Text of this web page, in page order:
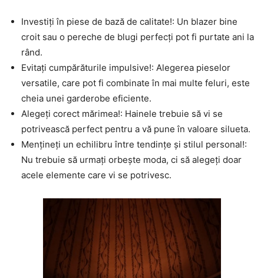
Investiți în piese de bază de calitate!: Un blazer bine
croit sau o pereche de blugi perfecți pot fi purtate ani la
rând.
Evitați cumpărăturile impulsive!: Alegerea pieselor
versatile, care pot fi combinate în mai multe feluri, este
cheia unei garderobe eficiente.
Alegeți corect mărimea!: Hainele trebuie să vi se
potrivească perfect pentru a vă pune în valoare silueta.
Mențineți un echilibru între tendințe și stilul personal!:
Nu trebuie să urmați orbește moda, ci să alegeți doar
acele elemente care vi se potrivesc.